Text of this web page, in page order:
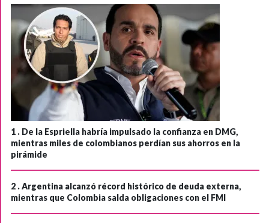
1 . De la Espriella habría impulsado la confianza en DMG,
mientras miles de colombianos perdían sus ahorros en la
pirámide
2 .Argentina alcanzó récord histórico de deuda externa,
mientras que Colombia salda obligaciones con el FMI